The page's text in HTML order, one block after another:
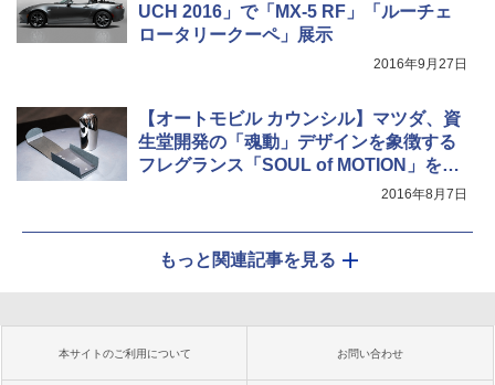
UCH 2016」で「MX-5 RF」「ルーチェ
ロータリークーペ」展示
2016年9月27日
【オートモビル カウンシル】マツダ、資
生堂開発の「魂動」デザインを象徴する
フレグランス「SOUL of MOTION」を初
2016年8月7日
もっと関連記事を見る
本サイトのご利用について お問い合わせ